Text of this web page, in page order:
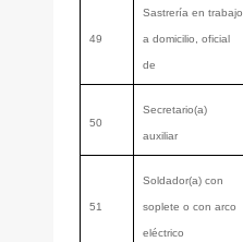
49
Sastrería en trabajo
a domicilio, oficial
de
50
Secretario(a)
auxiliar
51
Soldador(a) con
soplete o con arco
eléctrico